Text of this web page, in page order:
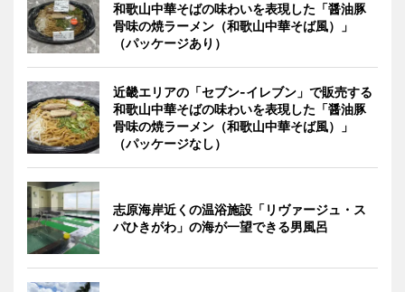
和歌山中華そばの味わいを表現した「醤油豚
骨味の焼ラーメン（和歌山中華そば風）」
（パッケージあり）
近畿エリアの「セブン-イレブン」で販売する
和歌山中華そばの味わいを表現した「醤油豚
骨味の焼ラーメン（和歌山中華そば風）」
（パッケージなし）
志原海岸近くの温浴施設「リヴァージュ・ス
パひきがわ」の海が一望できる男風呂